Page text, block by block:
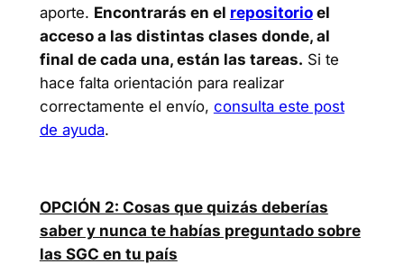
aporte. Encontrarás en el repositorioel
acceso a las distintas clases donde, al
final de cada una, están las tareas. Si te
hace falta orientación para realizar
correctamente el envío, consulta este post
de ayuda.
OPCIÓN 2: Cosas que quizás deberías
saber y nunca te habías preguntado sobre
las SGC en tu país